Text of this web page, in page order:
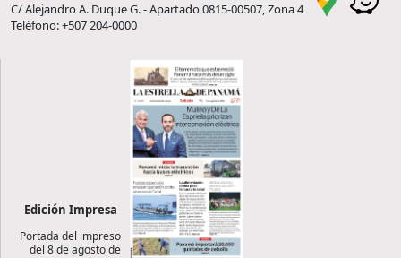
C/ Alejandro A. Duque G. - Apartado 0815-00507, Zona 4
Teléfono: +507 204-0000
Edición Impresa
Portada del impreso
del 8 de agosto de